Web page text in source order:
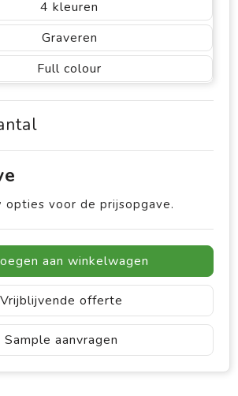
4
Graveren
Full colour
opties voor de prijsopgave.
aan winkelwagen
Vrijblijvende offerte
Sample aanvragen